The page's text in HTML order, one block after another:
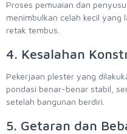
Proses pemuaian dan
menimbulkan celah kecil yang
retak tembus.
4. Kesalahan
Pekerjaan plester yang
pondasi benar-benar stabil,
setelah bangunan berdiri.
5. Getaran dan